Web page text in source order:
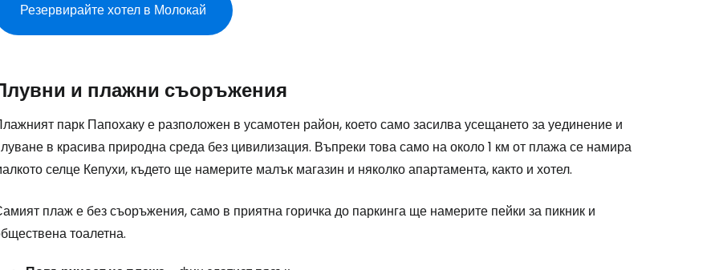
Резервирайте хотел в Молокай
и плажни съоръжения
парк Папохаку е разположен в усамотен район, което само засилва усещането за уединение и
в красива природна среда без цивилизация. Въпреки това само на около 1 км от плажа се намира
селце Кепухи, където ще намерите малък магазин и няколко апартамента, както и хотел.
плаж е без съоръжения, само в приятна горичка до паркинга ще намерите пейки за пикник и
тоалетна.